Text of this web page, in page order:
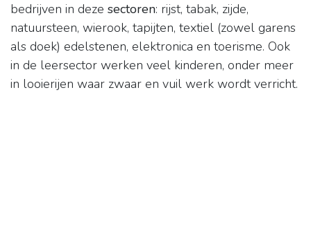
bedrijven in deze sectoren: rijst, tabak, zijde,
natuursteen, wierook, tapijten, textiel (zowel garens
als doek) edelstenen, elektronica en toerisme. Ook
in de leersector werken veel kinderen, onder meer
in looierijen waar zwaar en vuil werk wordt verricht.